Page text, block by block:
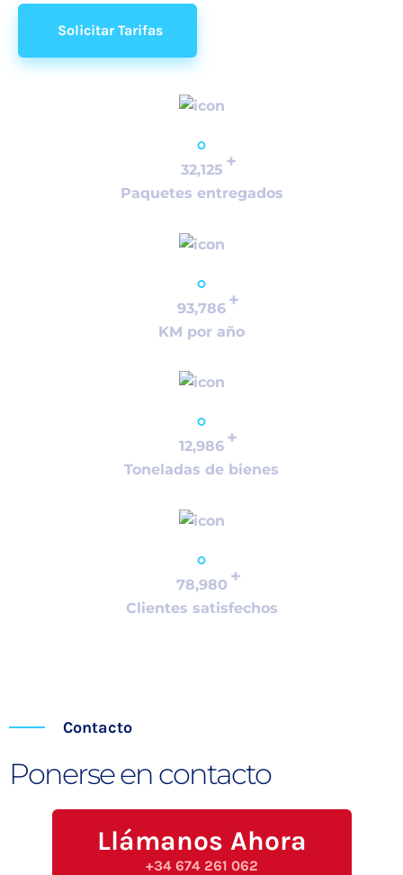
Solicitar Tarifas
32,125 +
Paquetes entregados
93,786 +
KM por año
12,986 +
Toneladas de bienes
78,980 +
Clientes satisfechos
Contacto
Ponerse en contacto
Llámanos Ahora
+34 674 261 062